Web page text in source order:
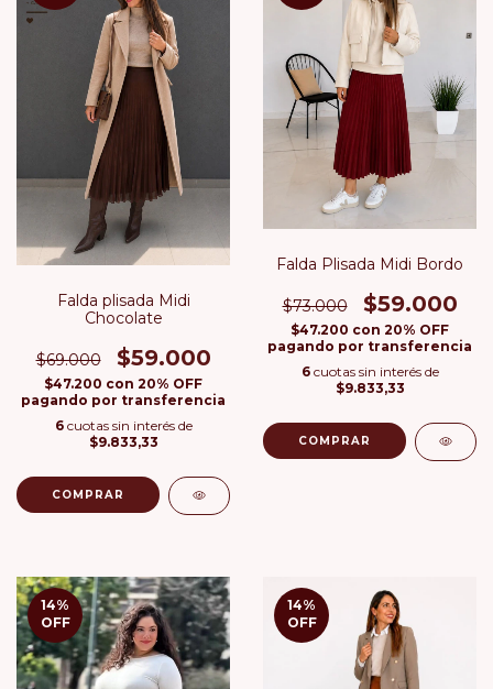
Falda plisada Midi
Chocolate
$69.000 $59.000
$47.200 con 20% OFF
pagando por transferencia
6 cuotas sin interés de
$9.833,33
COMPRAR
Falda Plisada Midi Bordo
$73.000 $59.000
$47.200 con 20% OFF
pagando por transferencia
6 cuotas sin interés de
$9.833,33
COMPRAR
14%
OFF
14%
OFF